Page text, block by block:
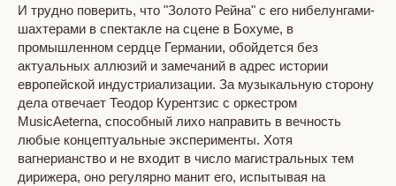
И трудно поверить, что "Золото Рейна" с его нибелунгами-
шахтерами в спектакле на сцене в Бохуме, в
промышленном сердце Германии, обойдется без
актуальных аллюзий и замечаний в адрес истории
европейской индустриализации. За музыкальную сторону
дела отвечает Теодор Курентзис с оркестром
MusicAeterna, способный лихо направить в вечность
любые концептуальные эксперименты. Хотя
вагнерианство и не входит в число магистральных тем
дирижера, оно регулярно манит его, испытывая на